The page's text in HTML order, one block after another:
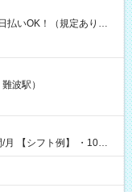
コンビニATMから 日払
波駅）
：